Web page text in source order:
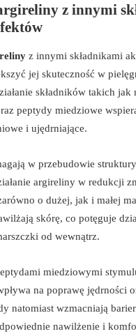
z innymi
z innymi składnikami
jej skuteczność w
składników takich
peptydy miedziowe
i ujędrniające.
w przebudowie
argireliny w redukcji
o dużej, jak i małej
skórę, co potęguje
od wewnątrz.
miedziowymi
na poprawę jędrności
natomiast wzmacniają
nawilżenie i